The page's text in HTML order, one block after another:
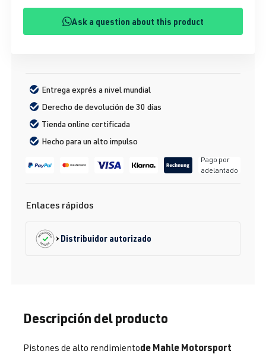
Ask a question about this product
Entrega exprés a nivel mundial
Derecho de devolución de 30 días
Tienda online certificada
Hecho para un alto impulso
Pago por
adelantado
Enlaces rápidos
Distribuidor autorizado
Descripción del producto
Pistones de alto rendimientode Mahle Motorsport